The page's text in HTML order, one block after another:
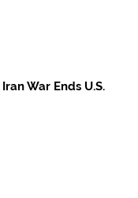
War Ends U.S.